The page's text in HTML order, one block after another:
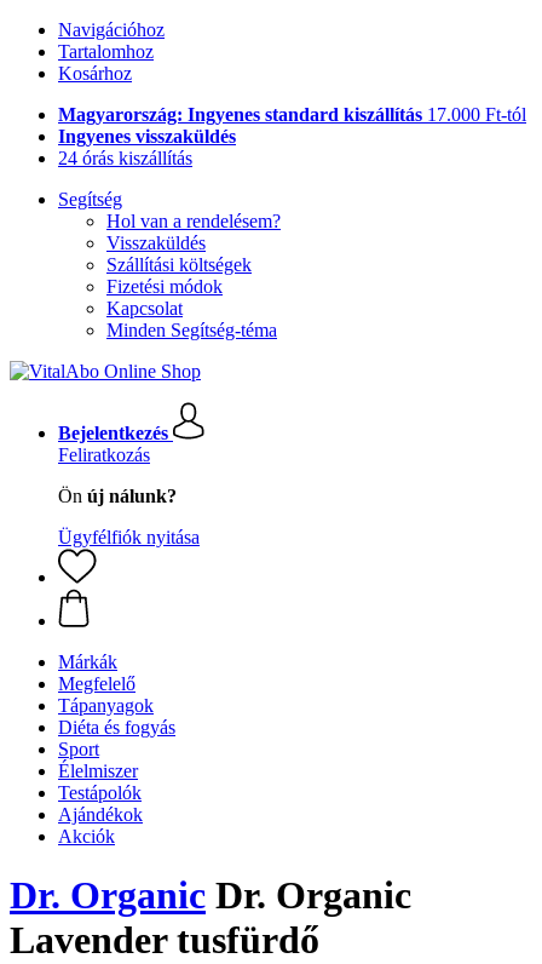
Navigációhoz
Tartalomhoz
Kosárhoz
Magyarország: Ingyenes standard kiszállítás 17.000 Ft-tól
Ingyenes visszaküldés
24 órás kiszállítás
Segítség
Hol van a rendelésem?
Visszaküldés
Szállítási költségek
Fizetési módok
Kapcsolat
Minden Segítség-téma
Bejelentkezés
Feliratkozás
Ön új nálunk?
Ügyfélfiók nyitása
Márkák
Megfelelő
Tápanyagok
Diéta és fogyás
Sport
Élelmiszer
Testápolók
Ajándékok
Akciók
Dr. Organic Dr. Organic
Lavender tusfürdő